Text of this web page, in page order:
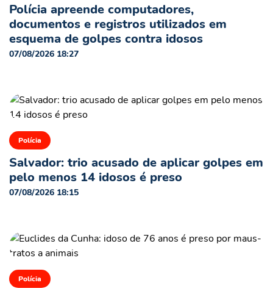
Polícia apreende computadores,
documentos e registros utilizados em
esquema de golpes contra idosos
07/08/2026 18:27
Polícia
Salvador: trio acusado de aplicar golpes em
pelo menos 14 idosos é preso
07/08/2026 18:15
Polícia